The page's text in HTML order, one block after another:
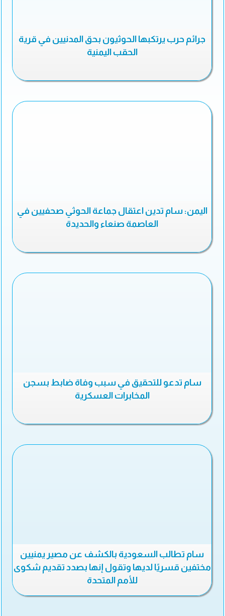
جرائم حرب يرتكبها الحوثيون بحق المدنيين في قرية
الحقب اليمنية
اليمن: سام تدين اعتقال جماعة الحوثي صحفيين في
العاصمة صنعاء والحديدة
سام تدعو للتحقيق في سبب وفاة ضابط بسجن
المخابرات العسكرية
سام تطالب السعودية بالكشف عن مصير يمنيين
مختفين قسريًا لديها وتقول إنها بصدد تقديم شكوى
للأمم المتحدة